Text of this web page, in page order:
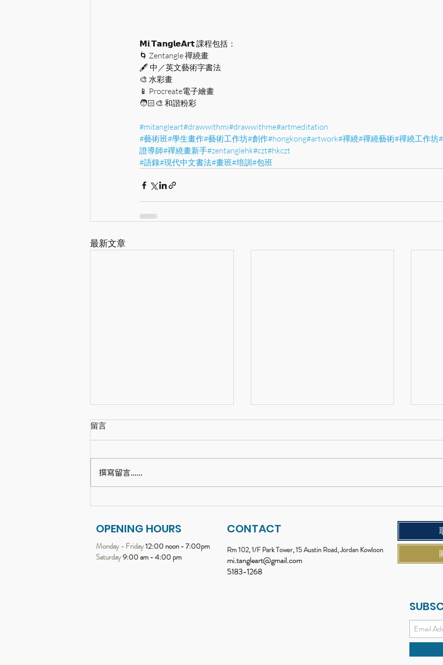
𝗠𝗶.𝗧𝗮𝗻𝗴𝗹𝗲𝗔𝗿𝘁 課程包括：
🌀 Zentangle 禪繞畫
🖋 中／英文藝術字書法
🎨 水彩畫
📱 Procreate電子繪畫
🧑🏻‍🎨 和諧粉彩
#mitangleart#drawwithmi#drawwithme#artmeditation
#藝術班#學生畫作#藝術工作坊#創作#hongkong#artwork#禪繞#禪繞藝術#禪繞工作坊
證導師#禪繞畫新手#zentanglehk#czt#hkczt
#語錄#現代中文書法#畫班#培訓 #包班
最新文章
留言
撰寫留言......
OPENING HOURS
Monday - Friday12:00 noon - 7:00pm
Saturday9:00 am - 4:00 pm
CONTACT
Rm 102, 1/F Park Tower, 15 Austin Road, Jordan Kowloon
mi.tangleart@gmail.com
5183-1268